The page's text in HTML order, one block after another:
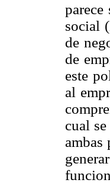
social
de
de
este
al
cual
ambas